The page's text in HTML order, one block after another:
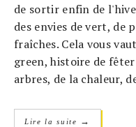
de sortir enfin de
des envies de vert, de
fraîches. Cela vous
green, histoire de
arbres, de la chaleur,
Lire la suite →